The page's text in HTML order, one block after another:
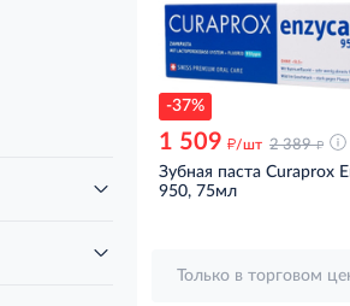
-37%
1 509 д/шт 2 389 д
Зубная паста Curaprox
950, 75мл
Только в торговом